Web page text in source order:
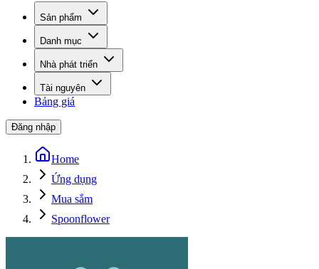
Sản phẩm
Danh mục
Nhà phát triển
Tài nguyên
Bảng giá
Đăng nhập
Home
Ứng dụng
Mua sắm
Spoonflower